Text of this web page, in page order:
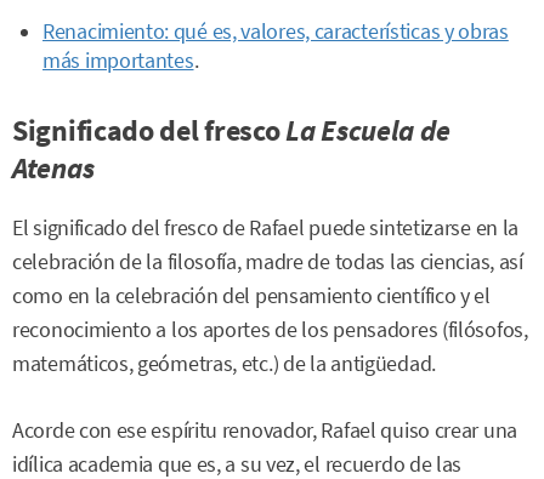
Renacimiento: qué es, valores, características y obras
más importantes.
Significado del frescoLa Escuela de
Atenas
El significado del fresco de Rafael puede sintetizarse en la
celebración de la filosofía, madre de todas las ciencias, así
como en la celebración del pensamiento científico y el
reconocimiento a los aportes de los pensadores (filósofos,
matemáticos, geómetras, etc.) de la antigüedad.
Acorde con ese espíritu renovador, Rafael quiso crear una
idílica academia que es, a su vez, el recuerdo de las